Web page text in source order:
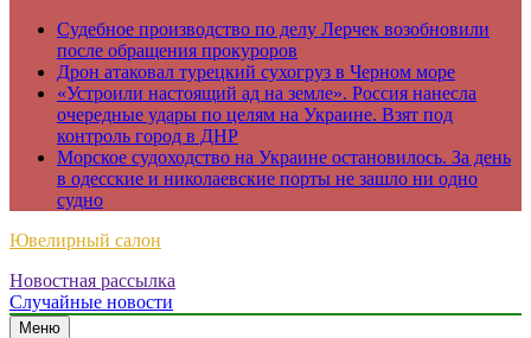
Судебное производство по делу Лерчек возобновили
после обращения прокуроров
Дрон атаковал турецкий сухогруз в Черном море
«Устроили настоящий ад на земле». Россия нанесла
очередные удары по целям на Украине. Взят под
контроль город в ДНР
Морское судоходство на Украине остановилось. За день
в одесские и николаевские порты не зашло ни одно
судно
Ювелирный салон
Новостная рассылка
Случайные новости
Меню